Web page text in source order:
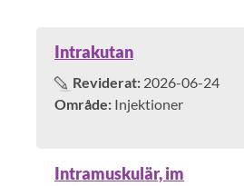
Intrakutan
Reviderat: 2026-06-24
Område: Injektioner
Intramuskulär, im